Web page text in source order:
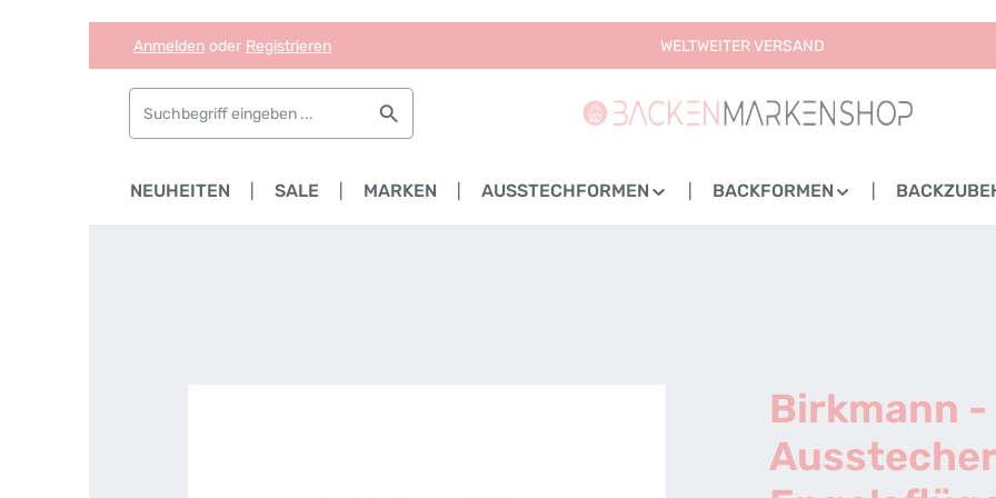
Zum Hauptinhalt springen
Zur Suche springen
Zur Hauptnavigation springen
Anmelden oder Registrieren WELTWEITER VERSAND
NEUHEITEN SALE MARKEN AUSSTECHFORMEN BACKFORMEN
Birkmann -
Ausstecher